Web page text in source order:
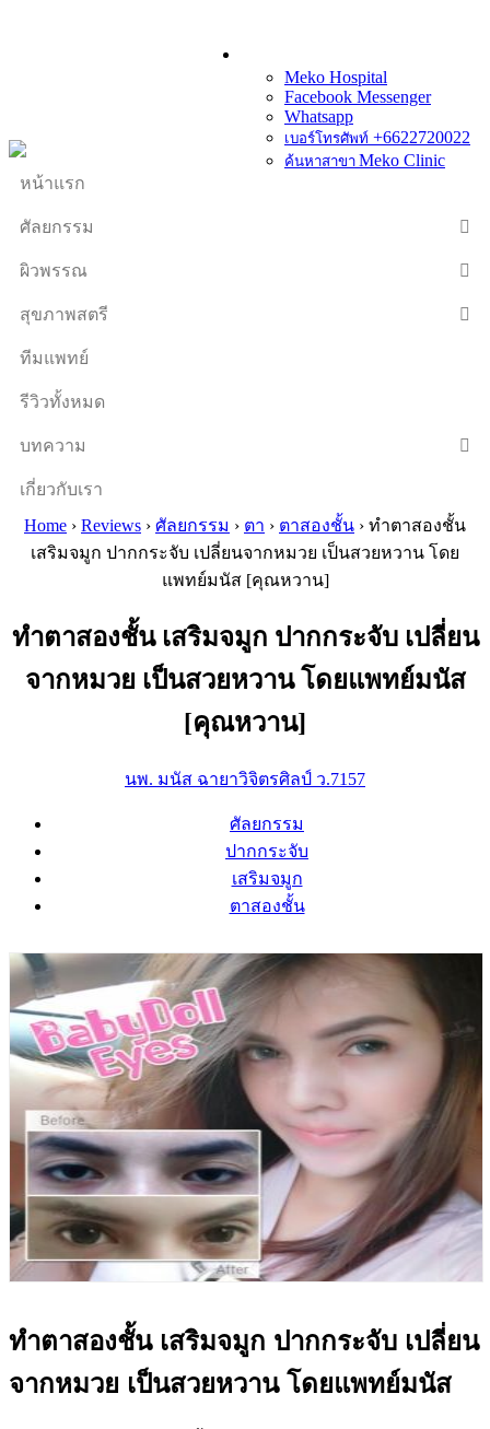
Meko Hospital
Facebook Messenger
Whatsapp
เบอร์โทรศัพท์ +6622720022
ค้นหาสาขา Meko Clinic
หน้าแรก
ศัลยกรรม
ผิวพรรณ
สุขภาพสตรี
ทีมแพทย์
รีวิวทั้งหมด
บทความ
เกี่ยวกับเรา
Home › Reviews › ศัลยกรรม › ตา › ตาสองชั้น › ทำตาสองชั้น
เสริมจมูก ปากกระจับ เปลี่ยนจากหมวย เป็นสวยหวาน โดย
แพทย์มนัส [คุณหวาน]
ทำตาสองชั้น เสริมจมูก ปากกระจับ เปลี่ยน
จากหมวย เป็นสวยหวาน โดยแพทย์มนัส
[คุณหวาน]
นพ. มนัส ฉายาวิจิตรศิลป์ ว.7157
ศัลยกรรม
ปากกระจับ
เสริมจมูก
ตาสองชั้น
ทำตาสองชั้น เสริมจมูก ปากกระจับ เปลี่ยน
จากหมวย เป็นสวยหวาน โดยแพทย์มนัส